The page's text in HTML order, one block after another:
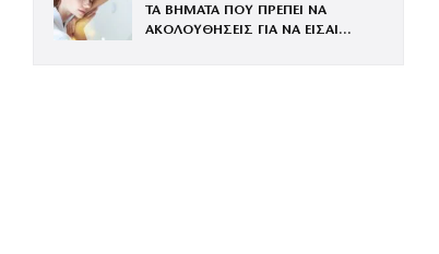
ΤΑ ΒΗΜΑΤΑ ΠΟΥ ΠΡΕΠΕΙ ΝΑ
ΑΚΟΛΟΥΘΗΣΕΙΣ ΓΙΑ ΝΑ ΕΙΣΑΙ